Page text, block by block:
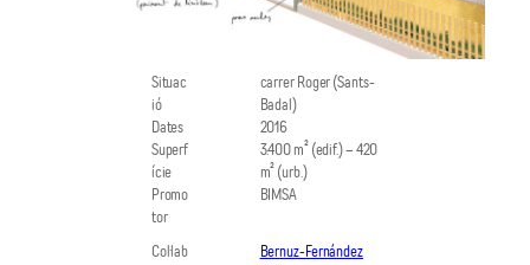
Situac
ió
Dates
Superf
ície
Promo
tor
Col·lab
carrer Roger (Sants-
Badal)
2016
3.400 m² (edif.) – 420
m² (urb.)
BIMSA
Bernuz-Fernández